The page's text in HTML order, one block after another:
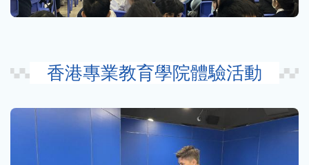
香港專業教育學院體驗活動